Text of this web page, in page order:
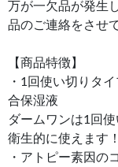
万が一欠品が発生
品のご連絡をさせ
【商品特徴】
・1回使い切りタ
合保湿液
ダームワンは1回
衛生的に使えます！
・アトピー素因の